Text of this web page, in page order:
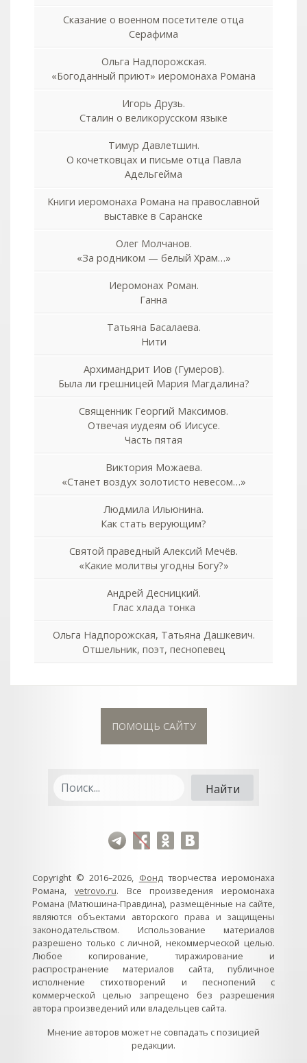
Сказание о военном посетителе отца
Серафима
Ольга Надпорожская.
«Богоданный приют» иеромонаха Романа
Игорь Друзь.
Сталин о великорусском языке
Тимур Давлетшин.
О кочетковцах и письме отца Павла
Адельгейма
Книги иеромонаха Романа на православной
выставке в Саранске
Олег Молчанов.
«За родником — белый Храм…»
Иеромонах Роман.
Ганна
Татьяна Басалаева.
Нити
Архимандрит Иов (Гумеров).
Была ли грешницей Мария Магдалина?
Священник Георгий Максимов.
Отвечая иудеям об Иисусе.
Часть пятая
Виктория Можаева.
«Станет воздух золотисто невесом…»
Людмила Ильюнина.
Как стать верующим?
Святой праведный Алексий Мечёв.
«Какие молитвы угодны Богу?»
Андрей Десницкий.
Глас хлада тонка
Ольга Надпорожская, Татьяна Дашкевич.
Отшельник, поэт, песнопевец
ПОМОЩЬ САЙТУ
Copyright © 2016–2026, Фонд творчества иеромонаха
Романа, vetrovo.ru. Все произведения иеромонаха
Романа (Матюшина-Правдина), размещённые на сайте,
являются объектами авторского права и защищены
законодательством. Использование материалов
разрешено только с личной, некоммерческой целью.
Любое копирование, тиражирование и
распространение материалов сайта, публичное
исполнение стихотворений и песнопений с
коммерческой целью запрещено без разрешения
автора произведений или владельцев сайта.
Мнение авторов может не совпадать с позицией
редакции.